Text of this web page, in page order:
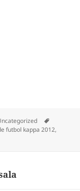
futbol kappa 2012,